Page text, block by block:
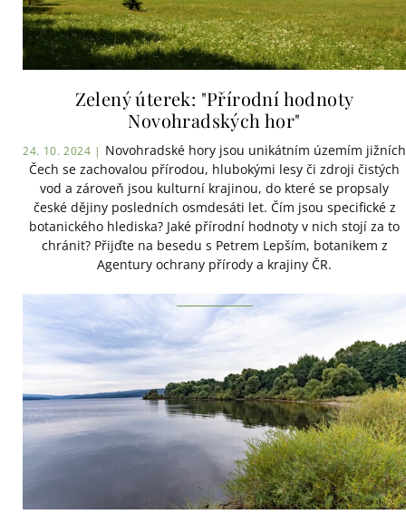
Zelený úterek: "Přírodní hodnoty
Novohradských hor"
24. 10. 2024 | Novohradské hory jsou unikátním územím jižních
Čech se zachovalou přírodou, hlubokými lesy či zdroji čistých
vod a zároveň jsou kulturní krajinou, do které se propsaly
české dějiny posledních osmdesáti let. Čím jsou specifické z
botanického hlediska? Jaké přírodní hodnoty v nich stojí za to
chránit? Přijďte na besedu s Petrem Lepším, botanikem z
Agentury ochrany přírody a krajiny ČR.